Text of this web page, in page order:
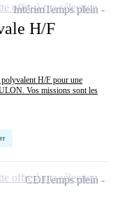
H/F
H/F pour une
Vos missions sont les
IntérimTemps plein
offre à ma sélection
CDITemps plein
offre à ma sélection